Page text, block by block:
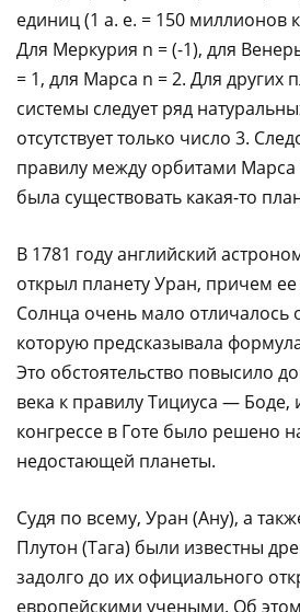
единиц (1 а. е. = 150 миллионов
Для Меркурия n = (-1), для
= 1, для Марса n = 2. Для других
системы следует ряд
отсутствует только число 3.
правилу между орбитами
была существовать какая-то
В 1781 году английский
открыл планету Уран, причем ее
Солнца очень мало отличалось
которую предсказывала
Это обстоятельство повысило
века к правилу Тициуса — Боде,
конгрессе в Готе было решено
недостающей планеты.
Судя по всему, Уран (Ану), а
Плутон (Тага) были известны
задолго до их официального
европейскими учеными. Об этом